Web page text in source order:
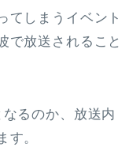
しまうイベント
で放送されること
るのか、放送内
す。